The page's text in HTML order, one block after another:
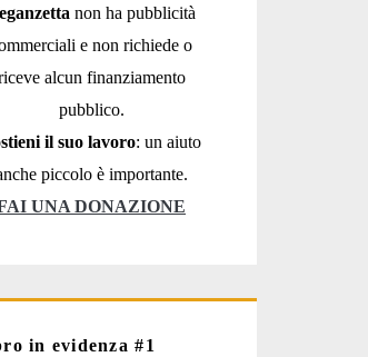
non ha pubblicità
e non richiede o
alcun finanziamento
pubblico.
il suo lavoro: un aiuto
piccolo è importante.
UNA DONAZIONE
in evidenza #1